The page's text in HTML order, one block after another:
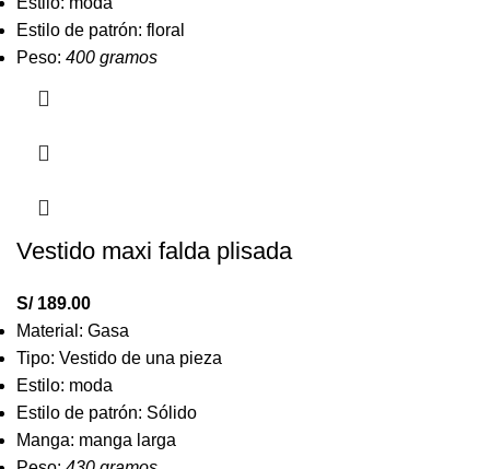
Estilo de patrón: floral
Peso: 400 gramos
Vestido maxi falda plisada
S/189.00
Material: Gasa
Tipo: Vestido de una pieza
Estilo: moda
Estilo de patrón: Sólido
Manga: manga larga